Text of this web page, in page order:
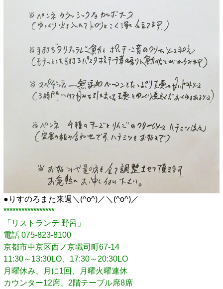
●りすのろまた来週＼(^o^)／＼(^o^)／
*****************
「リストランテ 野呂」
電話 075-823-8100
京都市中京区西ノ京職司町67-14
11:30～13:30LO、17:30～20:30LO
月曜休み、月に1回、月曜火曜連休
カウンター12席、2階テーブル席8席